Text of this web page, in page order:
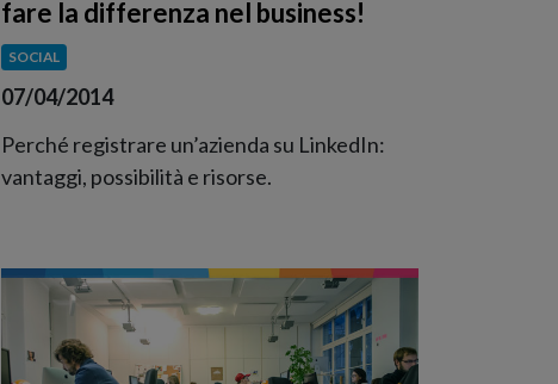
fare la differenza nel business!
SOCIAL
07/04/2014
Perché registrare un’azienda su LinkedIn:
vantaggi, possibilità e risorse.